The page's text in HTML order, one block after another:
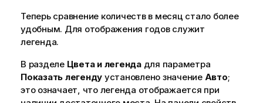
Теперь сравнение количеств в месяц стало более
удобным. Для отображения годов служит
легенда.
В разделе Цвета и легендадля параметра
Показать легенду установлено значение Авто;
это означает, что легенда отображается при